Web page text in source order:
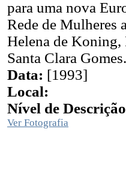
para uma nova
Rede de Mulheres
Helena de Koning,
Santa Clara Gomes.
Data: [1993]
Local:
Nível de
Ver Fotografia